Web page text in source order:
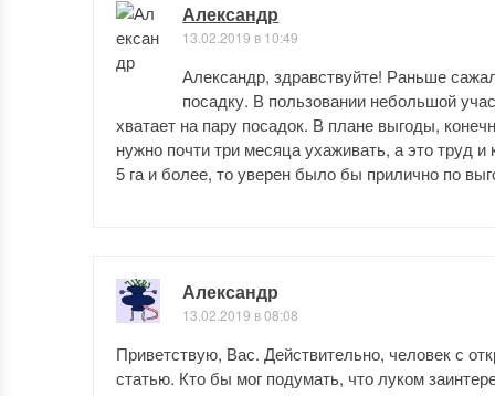
Александр
13.02.2019 в 10:49
Александр, здравствуйте! Раньше
посадку. В пользовании небольшой
хватает на пару посадок. В плане выгоды,
нужно почти три месяца ухаживать, а это труд
5 га и более, то уверен было бы прилично по
Александр
13.02.2019 в 08:08
Приветствую, Вас. Действительно, человек с
статью. Кто бы мог подумать, что луком